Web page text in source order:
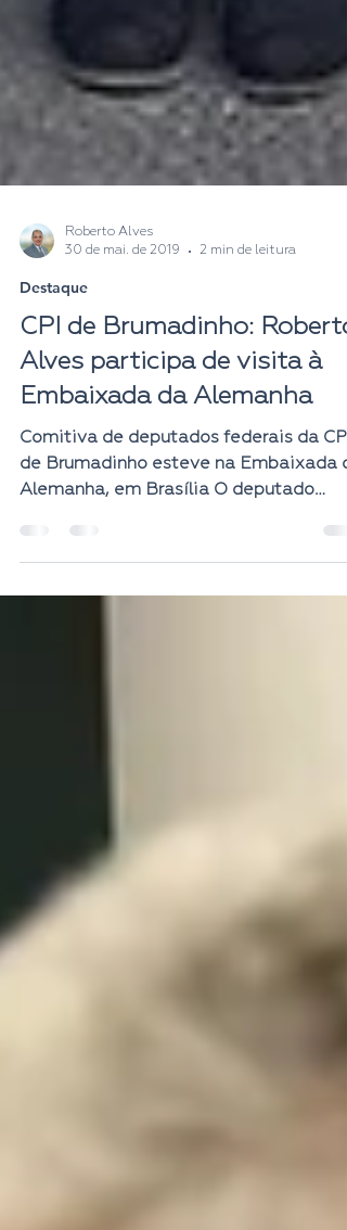
30 de mai. de 2019
Destaque
CPI de Brumadinho: Roberto
Alves participa de visita à
Embaixada da Alemanha
Comitiva de deputados federais da CPI
Alemanha, em Brasília O deputado
federal Roberto Alves...